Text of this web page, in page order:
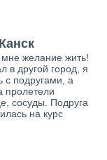
желание жить!
в другой город, я
с подругами, а
пролетели
сосуды. Подруга
на курс